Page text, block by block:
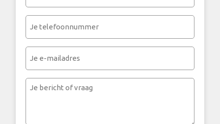
(Vereist)
(Vereist)
mailadres
Je